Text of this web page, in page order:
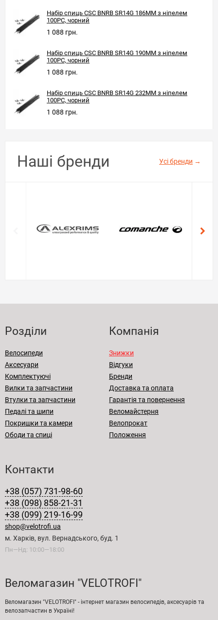
Набір спиць CSC BNRB SR14G 186MM з ніпелем
100PC, чорний
1 088 грн.
Набір спиць CSC BNRB SR14G 190MM з ніпелем
100PC, чорний
1 088 грн.
Набір спиць CSC BNRB SR14G 232MM з ніпелем
100PC, чорний
1 088 грн.
Наші бренди Усі бренди →
Розділи
Велосипеди
Аксесуари
Комплектуючі
Вилки та запчастини
Втулки та запчастини
Педалі та шипи
Покришки та камери
Ободи та спиці
Компанія
Знижки
Відгуки
Бренди
Доставка та оплата
Гарантія та повернення
Веломайстерня
Велопрокат
Положення
Контакти
+38 (057) 731-98-60
+38 (098) 858-21-31
+38 (099) 219-16-99
shop@velotrofi.ua
м. Харків, вул. Вернадського, буд. 1
Пн—Нд: 10:00—18:00
Веломагазин "VELOTROFI"
Веломагазин "VELOTROFI" - інтернет магазин велосипедів, аксесуарів та
велозапчастин в Україні!